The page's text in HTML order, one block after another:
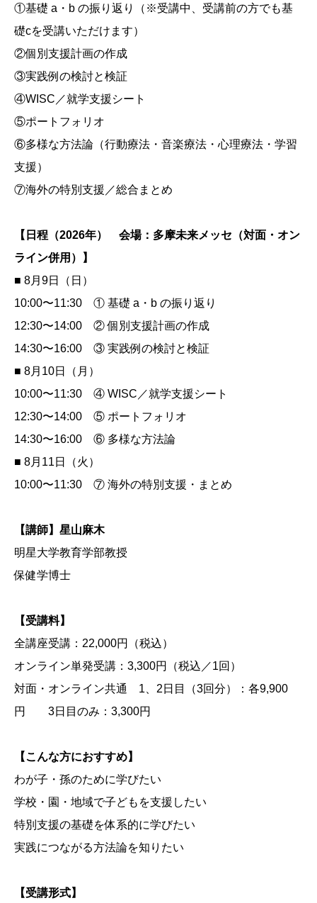
①基礎 a・b の振り返り（※受講中、受講前の方でも基
礎cを受講いただけます）
②個別支援計画の作成
③実践例の検討と検証
④WISC／就学支援シート
⑤ポートフォリオ
⑥多様な方法論（行動療法・音楽療法・心理療法・学習
支援）
⑦海外の特別支援／総合まとめ
【日程（2026年） 会場：多摩未来メッセ（対面・オン
ライン併用）】
■ 8月9日（日）
10:00〜11:30 ① 基礎 a・b の振り返り
12:30〜14:00 ② 個別支援計画の作成
14:30〜16:00 ③ 実践例の検討と検証
■ 8月10日（月）
10:00〜11:30 ④ WISC／就学支援シート
12:30〜14:00 ⑤ ポートフォリオ
14:30〜16:00 ⑥ 多様な方法論
■ 8月11日（火）
10:00〜11:30 ⑦ 海外の特別支援・まとめ
【講師】星山麻木
明星大学教育学部教授
保健学博士
【受講料】
全講座受講：22,000円（税込）
オンライン単発受講：3,300円（税込／1回）
対面・オンライン共通 1、2日目（3回分）：各9,900
円 3日目のみ：3,300円
【こんな方におすすめ】
わが子・孫のために学びたい
学校・園・地域で子どもを支援したい
特別支援の基礎を体系的に学びたい
実践につながる方法論を知りたい
【受講形式】